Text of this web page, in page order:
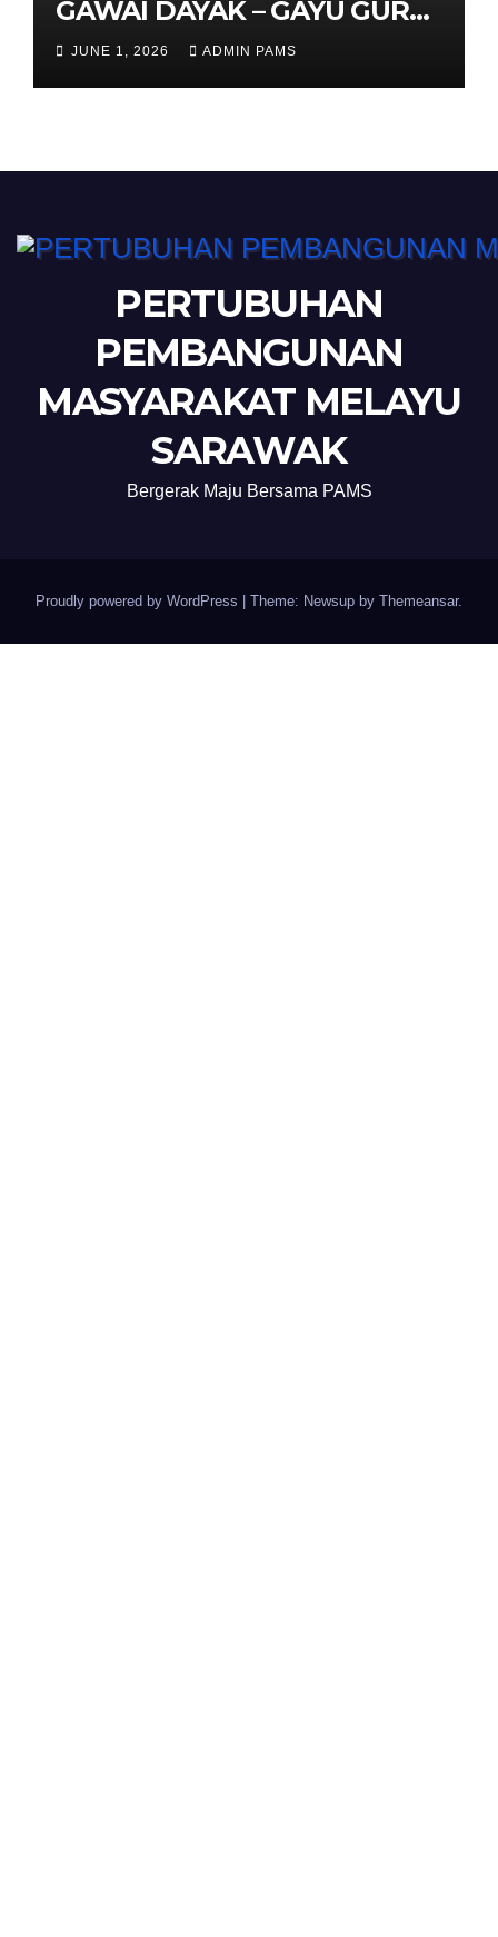
GAWAI DAYAK – GAYU GURU
GERAI NYAMAI
JUNE 1, 2026 ADMIN PAMS
PERTUBUHAN
PEMBANGUNAN
MASYARAKAT MELAYU
SARAWAK
Bergerak Maju Bersama PAMS
Proudly powered by WordPress Theme: Newsup by Themeansar.